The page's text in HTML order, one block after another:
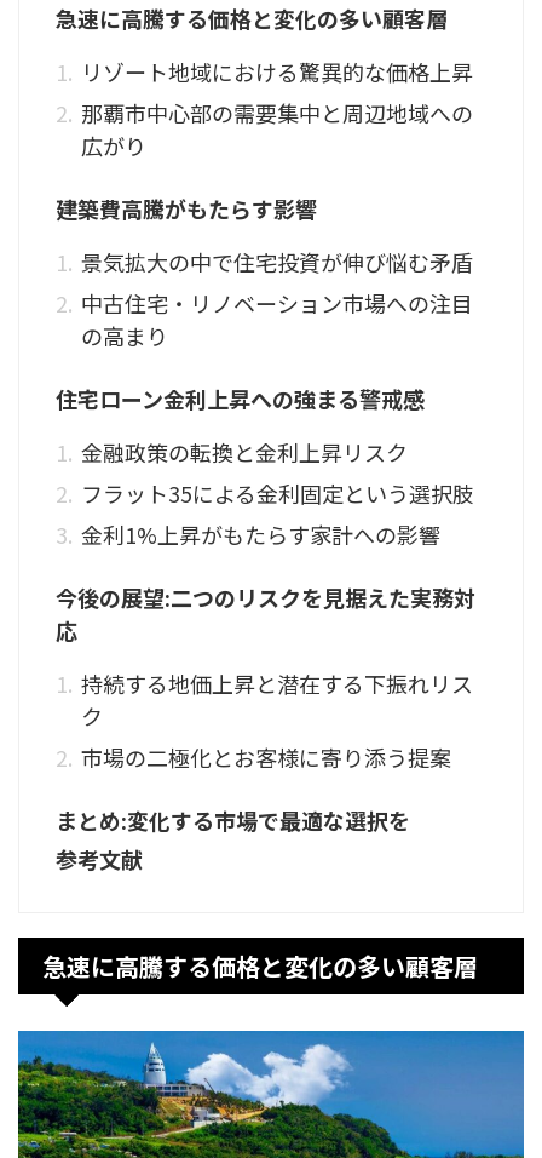
急速に高騰する価格と変化の多い顧客層
リゾート地域における驚異的な価格上昇
那覇市中心部の需要集中と周辺地域への
広がり
建築費高騰がもたらす影響
景気拡大の中で住宅投資が伸び悩む矛盾
中古住宅・リノベーション市場への注目
の高まり
住宅ローン金利上昇への強まる警戒感
金融政策の転換と金利上昇リスク
フラット35による金利固定という選択肢
金利1%上昇がもたらす家計への影響
今後の展望:二つのリスクを見据えた実務対
応
持続する地価上昇と潜在する下振れリス
ク
市場の二極化とお客様に寄り添う提案
まとめ:変化する市場で最適な選択を
参考文献
急速に高騰する価格と変化の多い顧客層